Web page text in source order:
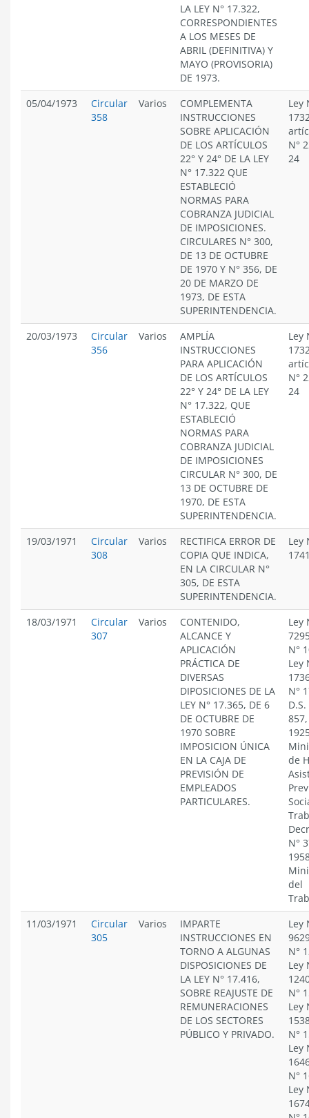
LA LEY N° 17.322,
CORRESPONDIENTES
A LOS MESES DE
ABRIL (DEFINITIVA) Y
MAYO (PROVISORIA)
DE 1973.
05/04/1973
Circular
358
Varios
COMPLEMENTA
INSTRUCCIONES
SOBRE APLICACIÓN
DE LOS ARTÍCULOS
22° Y 24° DE LA LEY
N° 17.322 QUE
ESTABLECIÓ
NORMAS PARA
COBRANZA JUDICIAL
DE IMPOSICIONES.
CIRCULARES N° 300,
DE 13 DE OCTUBRE
DE 1970 Y N° 356, DE
20 DE MARZO DE
1973, DE ESTA
SUPERINTENDENCIA.
Ley
N°
24
20/03/1973
Circular
356
Varios
AMPLÍA
INSTRUCCIONES
PARA APLICACIÓN
DE LOS ARTÍCULOS
22° Y 24° DE LA LEY
N° 17.322, QUE
ESTABLECIÓ
NORMAS PARA
COBRANZA JUDICIAL
DE IMPOSICIONES
CIRCULAR N° 300, DE
13 DE OCTUBRE DE
1970, DE ESTA
SUPERINTENDENCIA.
Ley
N°
24
19/03/1971
Circular
308
Varios
RECTIFICA ERROR DE
COPIA QUE INDICA,
EN LA CIRCULAR N°
305, DE ESTA
SUPERINTENDENCIA.
Ley
18/03/1971
Circular
307
Varios
CONTENIDO,
ALCANCE Y
APLICACIÓN
PRÁCTICA DE
DIVERSAS
DIPOSICIONES DE LA
LEY N° 17.365, DE 6
DE OCTUBRE DE
1970 SOBRE
IMPOSICION ÚNICA
EN LA CAJA DE
PREVISIÓN DE
EMPLEADOS
PARTICULARES.
Ley
N°
Ley
N°
D.S.
de
N°
del
11/03/1971
Circular
305
Varios
IMPARTE
INSTRUCCIONES EN
TORNO A ALGUNAS
DISPOSICIONES DE
LA LEY N° 17.416,
SOBRE REAJUSTE DE
REMUNERACIONES
DE LOS SECTORES
PÚBLICO Y PRIVADO.
Ley
N°
Ley
N°
Ley
N°
Ley
N°
Ley